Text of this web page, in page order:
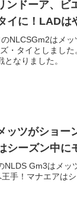
ンドーア、ビ
イに！LADは
NLCSGm2はメ
・タイとしまし
なりました。
ッツがショ
シーズン中に
NLDS Gm3はメッ
手！マナエアは